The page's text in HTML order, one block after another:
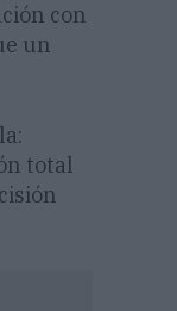
con
un
total